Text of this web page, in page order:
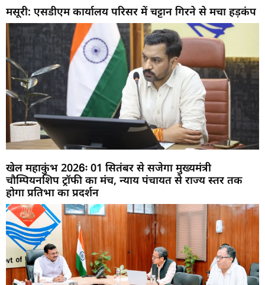
मसूरी: एसडीएम कार्यालय परिसर में चट्टान गिरने से मचा हड़कंप
खेल महाकुंभ 2026ः 01 सितंबर से सजेगा मुख्यमंत्री
चौम्पियनशिप ट्रॉफी का मंच, न्याय पंचायत से राज्य स्तर तक
होगा प्रतिभा का प्रदर्शन